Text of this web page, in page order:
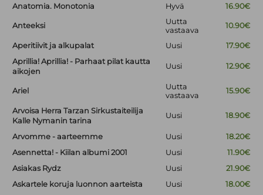
Anatomia. Monotonia
Hyvä 16.90€
Anteeksi
Uutta
vastaava
10.90€
Aperitiivit ja alkupalat Uusi
17.90€
Aprillia! Aprillia! - Parhaat pilat kautta
aikojen
Uusi 12.90€
Ariel
Uutta
vastaava
15.90€
Arvoisa Herra Tarzan Sirkustaiteilija
Kalle Nymanin tarina
Uusi 18.90€
Arvomme - aarteemme Uusi
18.20€
Asennetta! - Kiilan albumi 2001
Uusi
11.90€
Asiakas Rydz
Uusi
21.90€
Askartele koruja luonnon aarteista
Uusi
18.00€